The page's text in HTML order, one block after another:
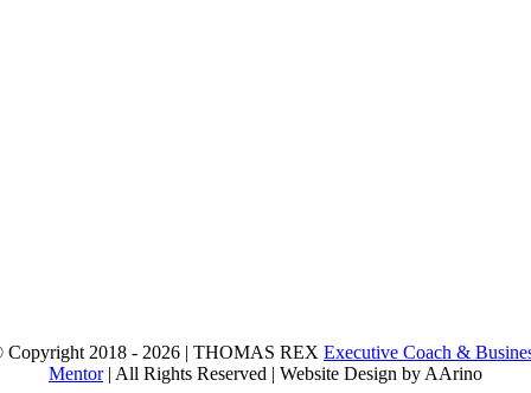
Copyright 2018 - 2026 | THOMAS REX Executive Coach &
Mentor| All Rights Reserved | Website Design by AArino